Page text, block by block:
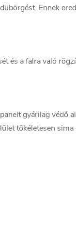
Ennek
és a falra való
gyárilag védő
tökéletesen sima